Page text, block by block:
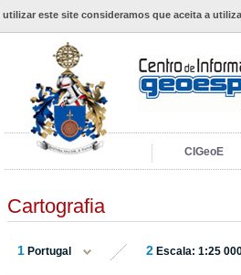
utilizar este site consideramos que aceita a
CIGeoE
Cartografia
1 Portugal 2 Escala: 1:25